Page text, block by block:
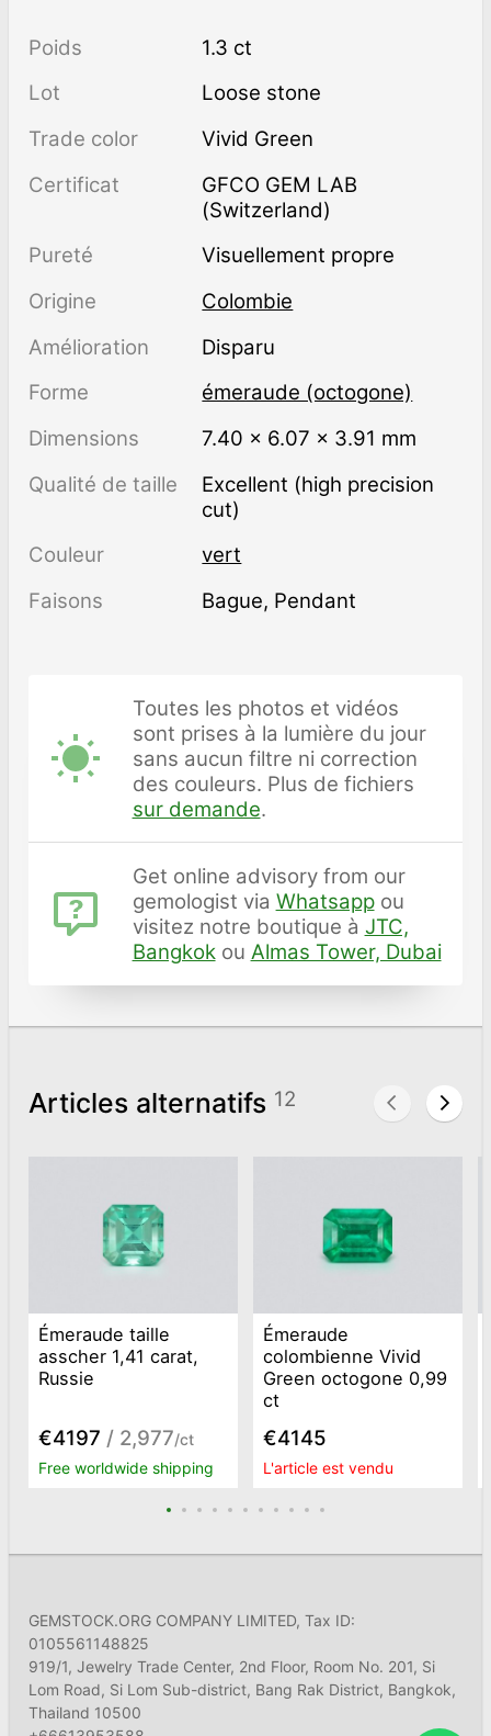
Poids
1.3 ct
Lot
Loose stone
Trade color
Vivid Green
Certificat
GFCO GEM LAB
(Switzerland)
Pureté
visuellement propre
Origine
Colombie
Amélioration
disparu
Forme
émeraude (octogone)
Dimensions
7.40 × 6.07 × 3.91 mm
Qualité de taille
Excellent (high precision
cut)
Couleur
vert
Faisons
Bague, Pendant
Toutes les photos et vidéos
sont prises à la lumière du jour
sans aucun filtre ni correction
des couleurs. Plus de fichiers
sur demande.
Get online advisory from our
gemologist via Whatsappou
visitez notre boutique à JTC,
Bangkokou Almas Tower, Dubai
Articles alternatifs 12
Émeraude taille
asscher 1,41 carat,
Russie
€4197 / 2,977/ct
Free worldwide shipping
Émeraude
colombienne Vivid
Green octogone 0,99
ct
€4145
L'article est vendu
GEMSTOCK.ORG COMPANY LIMITED, Tax ID:
0105561148825
919/1, Jewelry Trade Center, 2nd Floor, Room No. 201, Si
Lom Road, Si Lom Sub-district, Bang Rak District, Bangkok,
Thailand 10500